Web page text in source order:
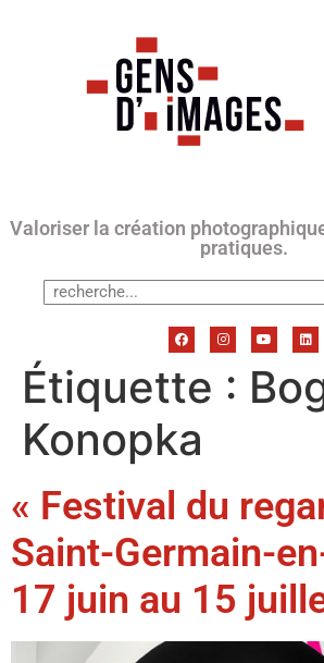
Valoriser la création
pratiques.
Étiquette :
Konopka
« Festival du
Saint-Germain-
17 juin au 15